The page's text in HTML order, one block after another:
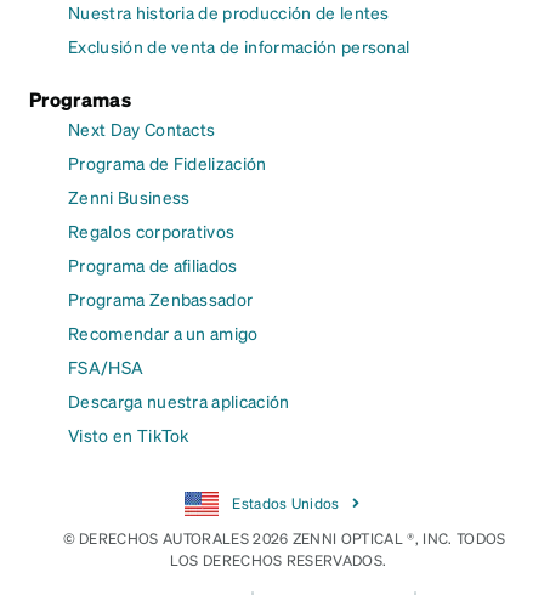
Nuestra historia de producción de lentes
Exclusión de venta de información personal
Programas
Next Day Contacts
Programa de Fidelización
Zenni Business
Regalos corporativos
Programa de afiliados
Programa Zenbassador
Recomendar a un amigo
FSA/HSA
Descarga nuestra aplicación
Visto en TikTok
Estados Unidos
© DERECHOS AUTORALES 2026 ZENNI OPTICAL ®, INC. TODOS
LOS DERECHOS RESERVADOS.